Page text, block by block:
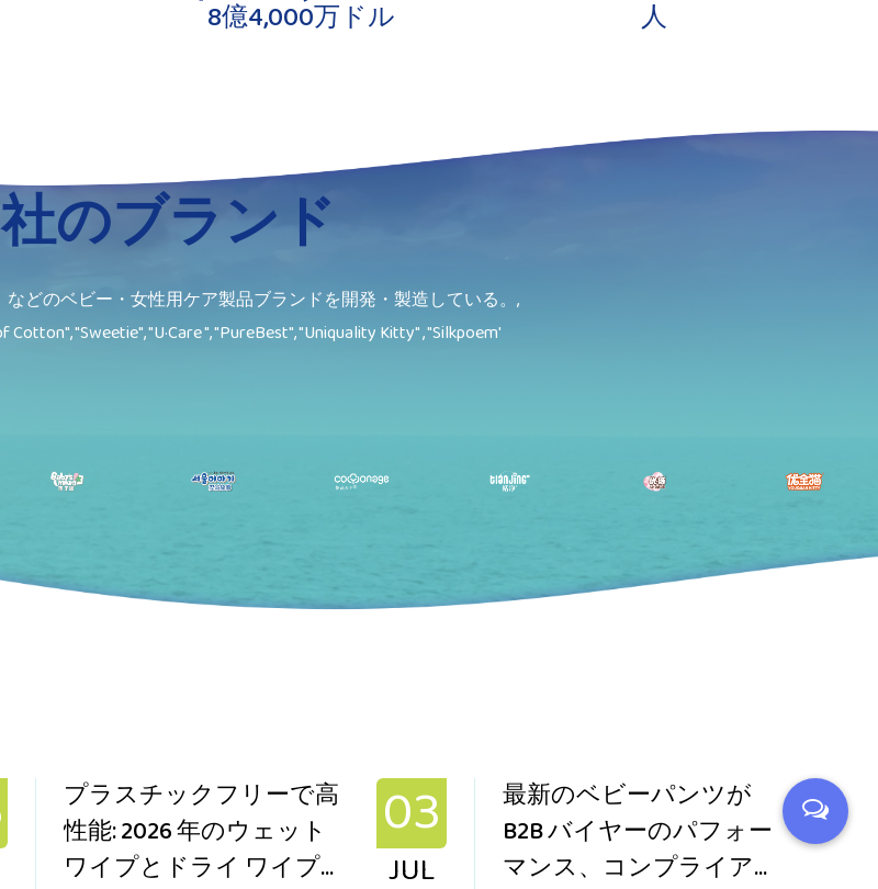
8億4,000万ドル 人
のブランド
どのベビー・女性用ケア製品ブランドを開発・製造している。,
Cotton", "Sweetie", "U·Care ", "PureBest", "Uniquality Kitty" , "Silkpoem'
プラスチックフリーで高
性能: 2026 年のウェット
ワイプとドライ ワイプ
03
JUL
最新のベビーパンツが
B2B バイヤーのパフォー
マンス、コンプライアン
24